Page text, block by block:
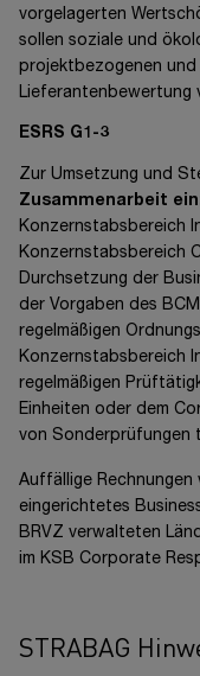
vorgelagerten
sollen soziale und
projektbezogenen
Lieferantenbewertung
ESRS G1-3
Zur Umsetzung und
Zusammenarbeit
Konzernstabsbereich
Konzernstabsbereich
Durchsetzung der
der Vorgaben des
regelmäßigen
Konzernstabsbereich
regelmäßigen
Einheiten oder dem
von Sonderprüfungen
Auffällige Rechnungen
eingerichtetes
BRVZ verwalteten
im KSB Corporate
STRABAG